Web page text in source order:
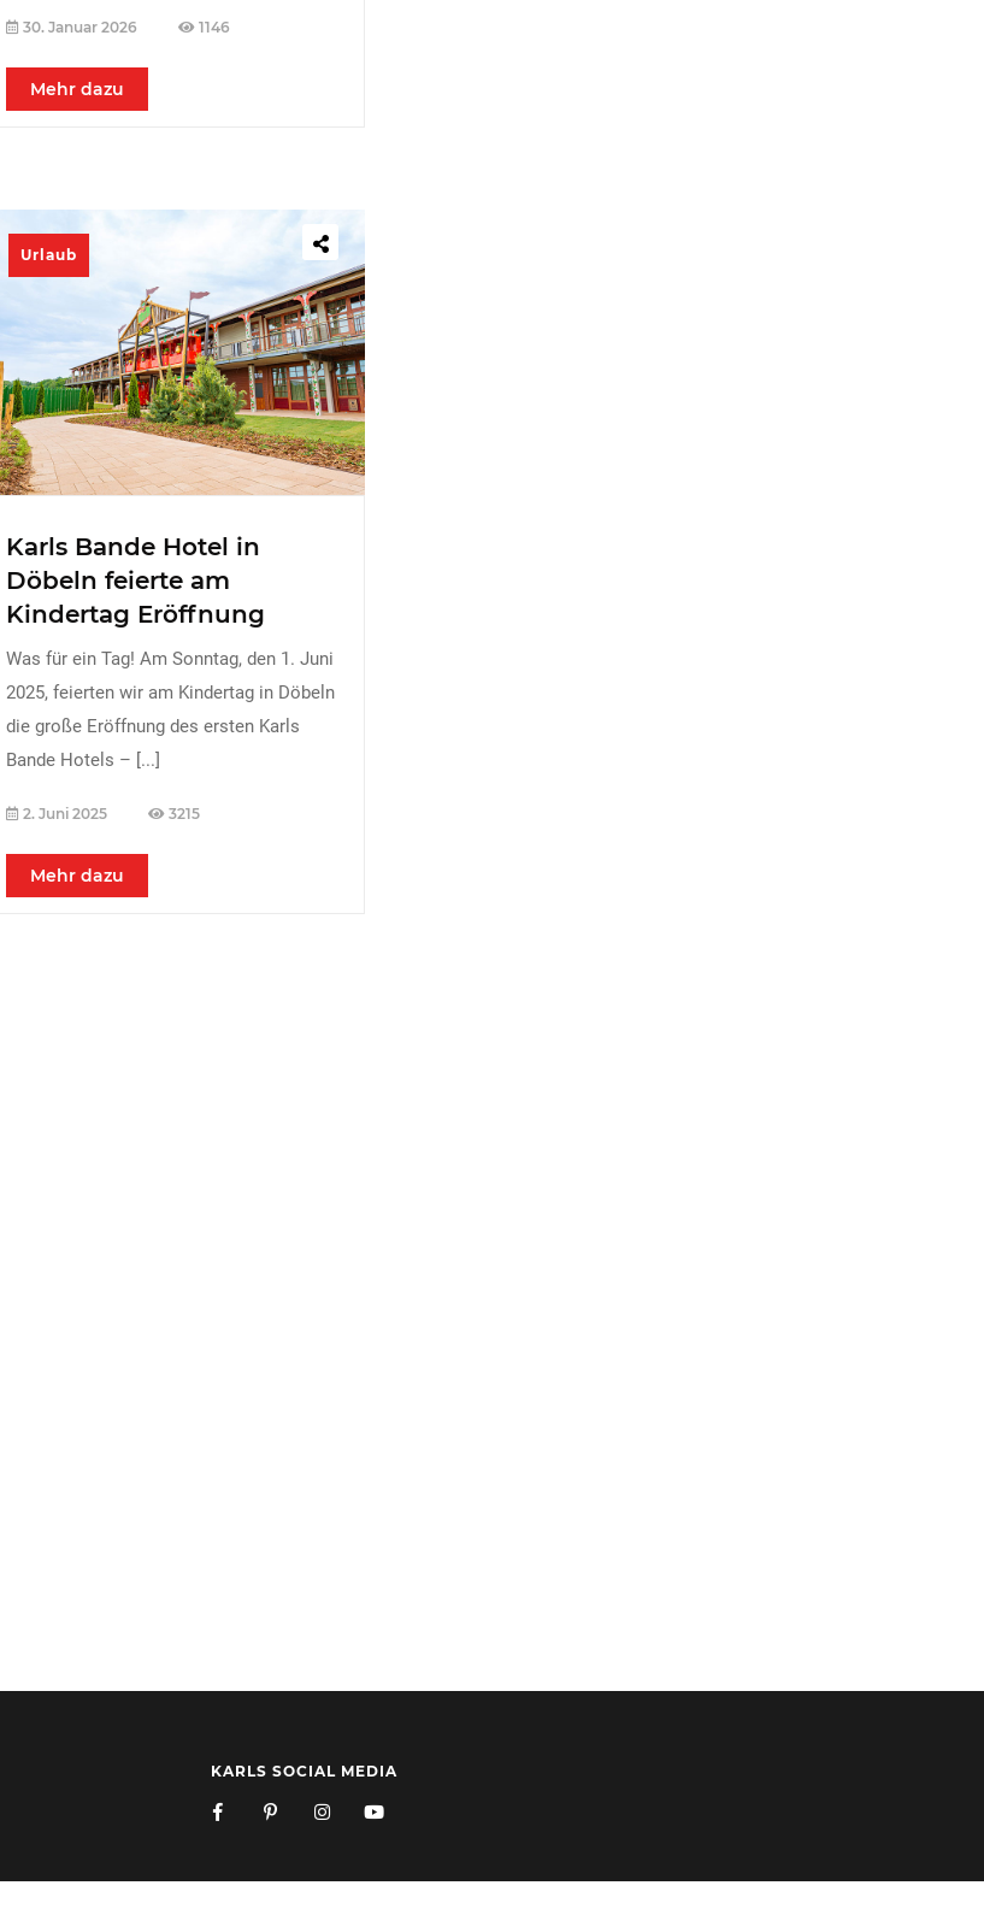
30. Januar 2026 1146
Mehr dazu
Urlaub
Karls Bande Hotel in
Döbeln feierte am
Kindertag Eröffnung
Was für ein Tag! Am Sonntag, den 1. Juni
2025, feierten wir am Kindertag in Döbeln
die große Eröffnung des ersten Karls
Bande Hotels – [...]
2. Juni 2025 3215
Mehr dazu
KARLS SOCIAL MEDIA